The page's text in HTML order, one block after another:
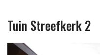
Tuin Streefkerk 2